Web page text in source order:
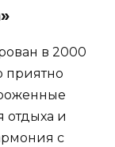
в 2000
приятно
отдыха и
с